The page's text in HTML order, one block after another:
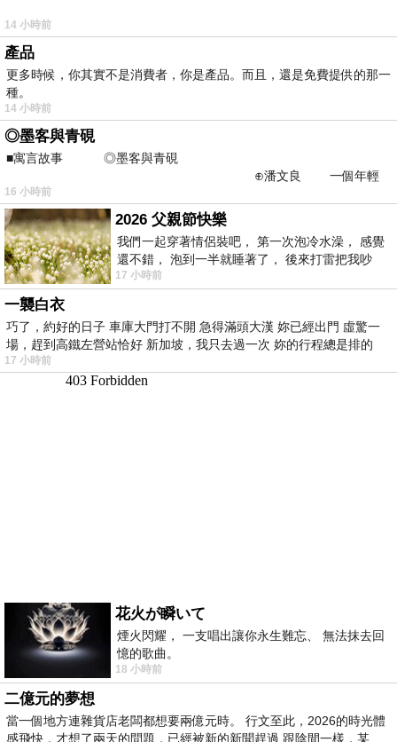
14 小時前
產品
更多時候，你其實不是消費者，你是產品。而且，還是免費提供的那一
種。
14 小時前
◎墨客與青硯
■寓言故事 ◎墨客與青硯
⊕潘文良 一個年輕
的墨客，在京城的古玩肆裡
16 小時前
2026 父親節快樂
我們一起穿著情侶裝吧， 第一次泡冷水澡， 感覺
還不錯， 泡到一半就睡著了， 後來打雷把我吵
醒， 手
17 小時前
一襲白衣
巧了，約好的日子 車庫大門打不開 急得滿頭大漢 妳已經出門 虛驚一
場，趕到高鐵左營站恰好 新加坡，我只去過一次 妳的行程總是排的
17 小時前
花火が瞬いて
煙火閃耀， 一支唱出讓你永生難忘、 無法抹去回
憶的歌曲。
18 小時前
二億元的夢想
當一個地方連雜貨店老闆都想要兩億元時。 行文至此，2026的時光體
感飛快，才想了兩天的問題，已經被新的新聞趕過 跟陰間一樣，某